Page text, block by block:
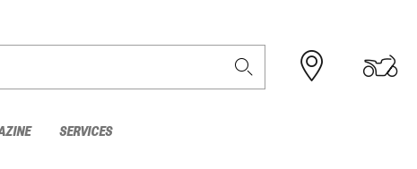
SERVICES